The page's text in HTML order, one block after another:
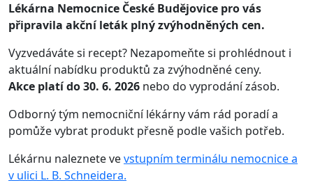
Lékárna Nemocnice České Budějovice pro vás
připravila akční leták plný zvýhodněných cen.
Vyzvedáváte si recept? Nezapomeňte si prohlédnout i
aktuální nabídku produktů za zvýhodněné ceny.
Akce platí do 30. 6. 2026 nebo do vyprodání zásob.
Odborný tým nemocniční lékárny vám rád poradí a
pomůže vybrat produkt přesně podle vašich potřeb.
Lékárnu naleznete vevstupním terminálu nemocnice a
v ulici L. B. Schneidera.